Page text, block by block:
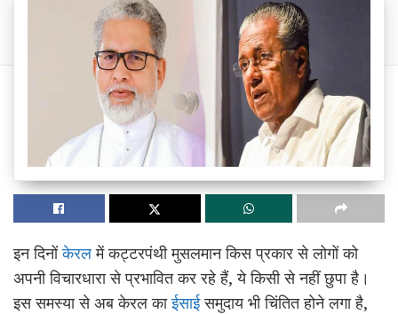
इन दिनोंकेरलमें कट्टरपंथी मुसलमान किस प्रकार से लोगों को
अपनी विचारधारा से प्रभावित कर रहे हैं, ये किसी से नहीं छुपा है।
इस समस्या से अब केरल काईसाईसमुदाय भी चिंतित होने लगा है,